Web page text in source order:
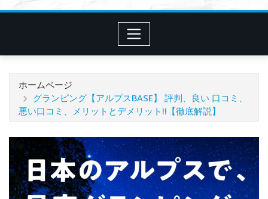
ホームページ
グランピング【アルプスBASE】 評判、良い 口コミ、
悪い口コミ、メリットとデメリット!!【徹底解説】